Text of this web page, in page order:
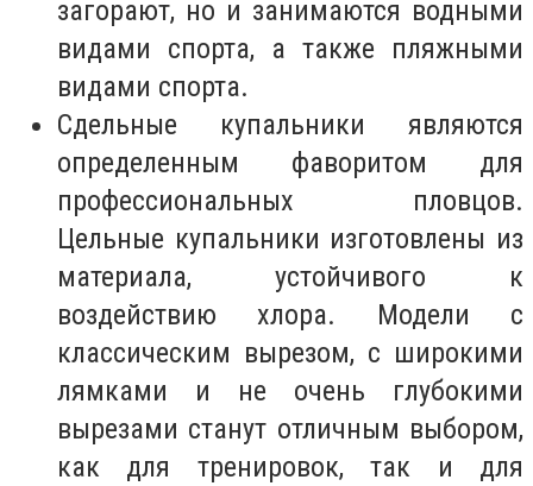
загорают, но и занимаются водными
видами спорта, а также пляжными
видами спорта.
Сдельные купальники являются
определенным фаворитом для
профессиональных пловцов.
Цельные купальники изготовлены из
материала, устойчивого к
воздействию хлора. Модели с
классическим вырезом, с широкими
лямками и не очень глубокими
вырезами станут отличным выбором,
как для тренировок, так и для